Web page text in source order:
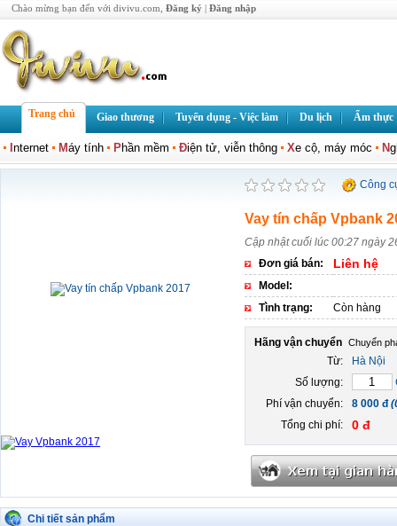
Chào mừng bạn đến với divivu.com, Đăng ký | Đăng nhập
Trang chủ Giao thương Tuyển dụng - Việc làm Du lịch Ẩm thực
nternet Máy tính Phần mềm Điện tử, viễn thông Xe cộ, máy móc N
Công
Vay tín chấp Vpbank
Cập nhật cuối lúc 00:27 ngày
Đơn giá bán:
Liên hệ
Model:
Tình trạng:
Còn hàng
Hãng vận chuyển
Từ:
Hà Nội
Số lượng:
Phí vận chuyển:
8 000 đ
Tổng chi phí:
0 đ
Chi tiết sản phẩm